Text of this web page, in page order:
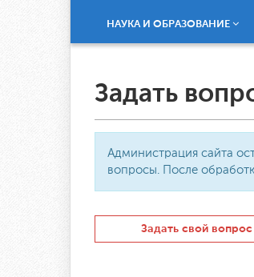
НАУКА И ОБРАЗОВАНИЕ
Задать
Администрация сайта
вопросы. После
Задать свой вопрос